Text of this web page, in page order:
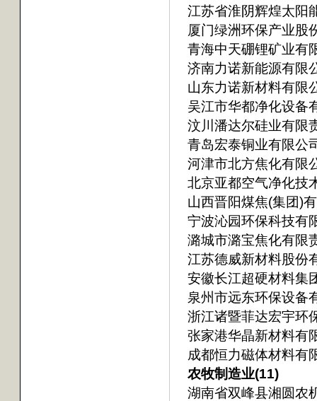
江苏省淮阴辉煌太阳
厦门绿洲环保产业股
青海中天硼锂矿业有
济南力诺新能源有限
山东力诺新材料有限
吴江市华都净化设备
汶川潘达尔硅业有限
青岛宏泰铜业有限公
河津市北方焦化有限
北京亚都空气净化技
山西晋阳煤焦(集团)
宁波沁园环保科技有
潞城市潞宝焦化有限
江苏德威新材料股份
安徽长江超硬材料集
泉州市远东环保设备
浙江诸暨菲达宏宇环
张家港华晶新材料有
成都恒力磁体材料有
农牧制造业(11)
湖南省双峰县湘圆农